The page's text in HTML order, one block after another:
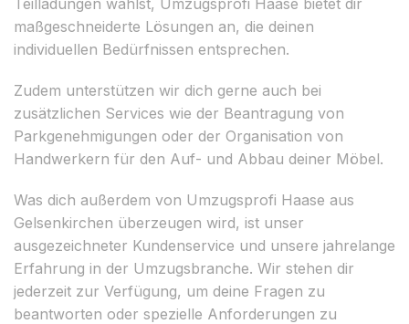
maßgeschneiderte Lösungen an, die deinen
individuellen Bedürfnissen entsprechen.
Zudem unterstützen wir dich gerne auch bei
zusätzlichen Services wie der Beantragung von
Parkgenehmigungen oder der Organisation von
Handwerkern für den Auf- und Abbau deiner Möbel.
Was dich außerdem von Umzugsprofi Haase aus
Gelsenkirchen überzeugen wird, ist unser
ausgezeichneter Kundenservice und unsere jahrelange
Erfahrung in der Umzugsbranche. Wir stehen dir
jederzeit zur Verfügung, um deine Fragen zu
beantworten oder spezielle Anforderungen zu